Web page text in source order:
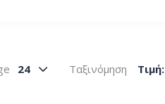
Ταξινόμηση
24